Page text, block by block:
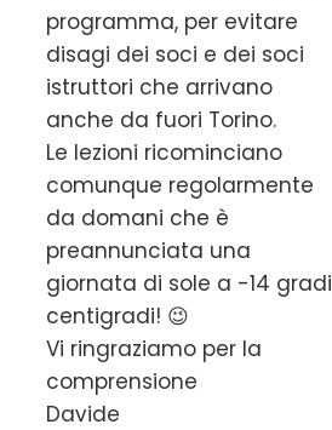
programma, per evitare
disagi dei soci e dei soci
istruttori che arrivano
anche da fuori Torino.
Le lezioni ricominciano
comunque regolarmente
da domani che è
preannunciata una
giornata di sole a -14 gradi
centigradi! 😉
Vi ringraziamo per la
comprensione
Davide